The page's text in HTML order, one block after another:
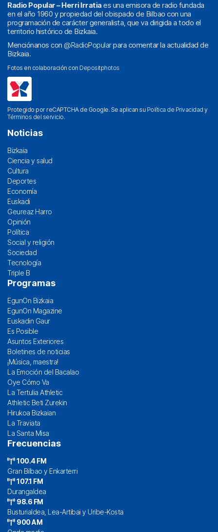
Radio Popular – Herri Irratiaes una emisora de radio fundada
en el año 1960 y propiedad del obispado de Bilbao con una
programación de carácter generalista, que va dirigida a todo el
territorio histórico de Bizkaia.
Menciónanos con @RadioPopularpara comentar la actualidad de
Bizkaia.
Fotos en colaboración con Depositphotos
Protegido por reCAPTCHA de Google. Se aplican su Política de Privacidad y
Términos del servicio.
Noticias
Bizkaia
Ciencia y salud
Cultura
Deportes
Economía
Euskadi
Geureaz Harro
Opinión
Política
Social y religión
Sociedad
Tecnología
Triple B
Programas
EgunOn Bizkaia
EgunOn Magazine
Euskadin Gaur
Es Posible
Asuntos Exteriores
Boletines de noticias
¡Música, maestra!
La Emoción del Bacalao
Oye Cómo Va
La Tertulia Athletic
Athletic Beti Zurekin
Hirukoa Bizkaian
La Traviata
La Santa Misa
Frecuencias
100.4 FM
Gran Bilbao y Enkarterri
107.1 FM
Durangaldea
98.6 FM
Busturialdea, Lea-Artibai y Uribe-Kosta
900 AM